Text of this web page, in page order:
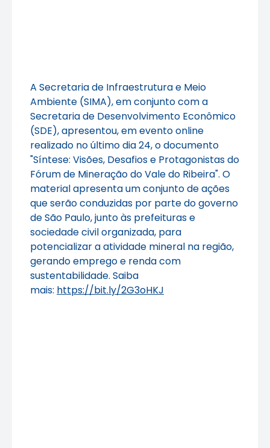
A Secretaria de Infraestrutura e Meio
Ambiente (SIMA), em conjunto com a
Secretaria de Desenvolvimento Econômico
(SDE), apresentou, em evento online
realizado no último dia 24, o documento
"Síntese: Visões, Desafios e Protagonistas do
Fórum de Mineração do Vale do Ribeira". O
material apresenta um conjunto de ações
que serão conduzidas por parte do governo
de São Paulo, junto às prefeituras e
sociedade civil organizada, para
potencializar a atividade mineral na região,
gerando emprego e renda com
sustentabilidade. Saiba
mais: https://bit.ly/2G3oHKJ